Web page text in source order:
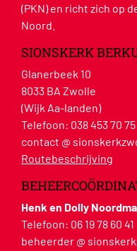
(PKN) en richt zich op
Noord.
SIONSKERK
Glanerbeek 10
8033 BA Zwolle
(Wijk Aa-landen)
Telefoon: 038 453 70 75
contact @
Routebeschrijving
Henk en Dolly
Telefoon: 06 19 78 60 41
beheerder @